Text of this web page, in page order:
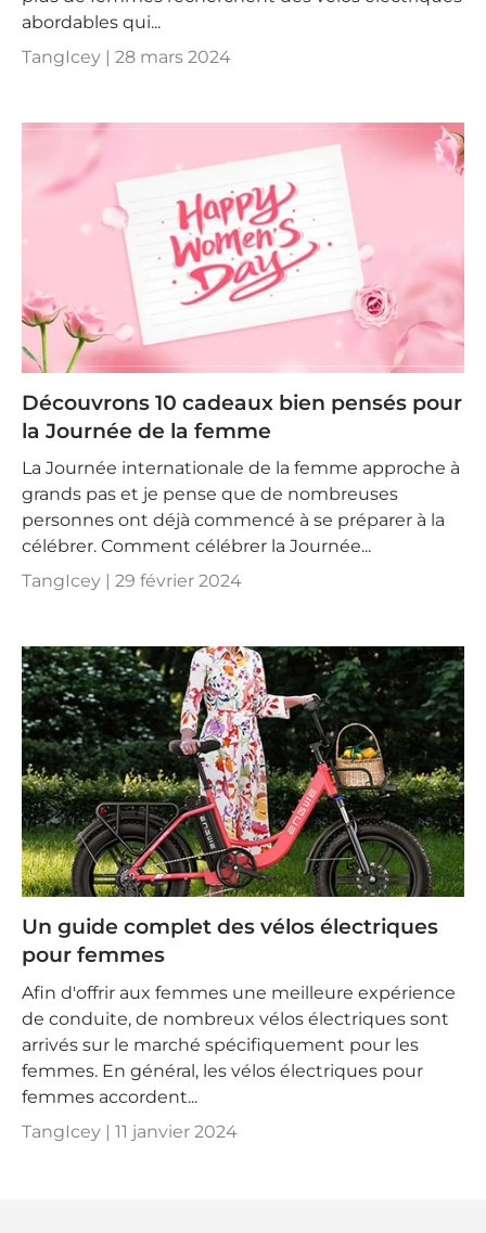
abordables qui...
TangIcey | 28 mars 2024
Découvrons 10 cadeaux bien pensés pour
la Journée de la femme
La Journée internationale de la femme approche à
grands pas et je pense que de nombreuses
personnes ont déjà commencé à se préparer à la
célébrer. Comment célébrer la Journée...
TangIcey | 29 février 2024
Un guide complet des vélos électriques
pour femmes
Afin d'offrir aux femmes une meilleure expérience
de conduite, de nombreux vélos électriques sont
arrivés sur le marché spécifiquement pour les
femmes. En général, les vélos électriques pour
femmes accordent...
TangIcey | 11 janvier 2024